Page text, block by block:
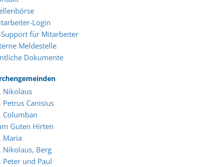
Login
Support für Mitarbeiter
Meldestelle
Dokumente
Nikolaus
Petrus Canisius
Columban
Guten Hirten
Maria
Nikolaus, Berg
Peter und Paul